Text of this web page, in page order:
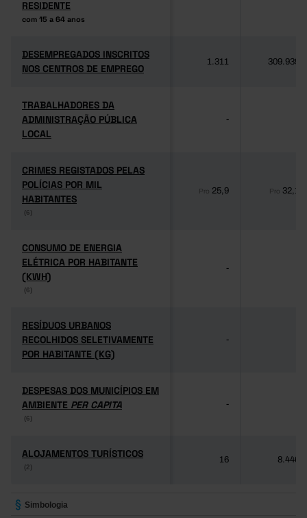
RESIDENTE
com 15 a 64 anos
RESIDENTE
com 15 a 64 anos
DESEMPREGADOS INSCRITOS
NOS CENTROS DE EMPREGO
DESEMPREGADOS INSCRITOS
NOS CENTROS DE EMPREGO
1.311 309.939
TRABALHADORES DA
ADMINISTRAÇÃO PÚBLICA
LOCAL
TRABALHADORES DA
ADMINISTRAÇÃO PÚBLICA
LOCAL
-
CRIMES REGISTADOS PELAS
POLÍCIAS POR MIL
HABITANTES
(6)
CRIMES REGISTADOS PELAS
POLÍCIAS POR MIL
HABITANTES
(6)
Pro 25,9 Pro 32,1
CONSUMO DE ENERGIA
ELÉTRICA POR HABITANTE
(KWH)
(6)
CONSUMO DE ENERGIA
ELÉTRICA POR HABITANTE
(KWH)
(6)
-
RESÍDUOS URBANOS
RECOLHIDOS SELETIVAMENTE
POR HABITANTE (KG)
RESÍDUOS URBANOS
RECOLHIDOS SELETIVAMENTE
POR HABITANTE (KG)
-
DESPESAS DOS MUNICÍPIOS EM
AMBIENTE PER CAPITA
(6)
DESPESAS DOS MUNICÍPIOS EM
AMBIENTE PER CAPITA
(6)
-
ALOJAMENTOS TURÍSTICOS
(2)
ALOJAMENTOS TURÍSTICOS
(2)
16 8.446
Simbologia